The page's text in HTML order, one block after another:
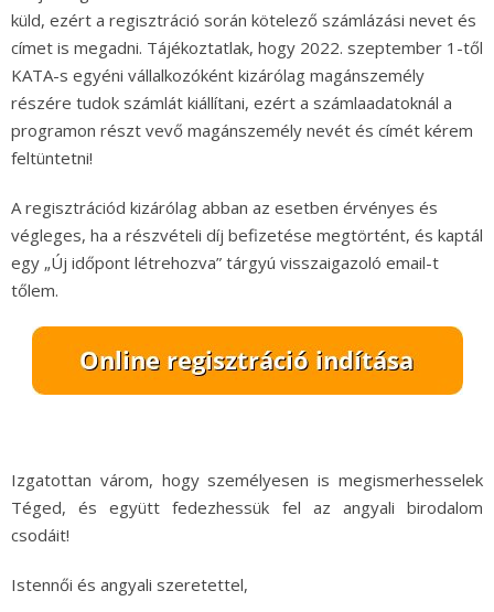
küld, ezért a regisztráció során kötelező számlázási nevet és
címet is megadni. Tájékoztatlak, hogy 2022. szeptember 1-től
KATA-s egyéni vállalkozóként kizárólag magánszemély
részére tudok számlát kiállítani, ezért a számlaadatoknál a
programon részt vevő magánszemély nevét és címét kérem
feltüntetni!
A regisztrációd kizárólag abban az esetben érvényes és
végleges, ha a részvételi díj befizetése megtörtént, és kaptál
egy „Új időpont létrehozva” tárgyú visszaigazoló email-t
tőlem.
Izgatottan várom, hogy személyesen is megismerhesselek
Téged, és együtt fedezhessük fel az angyali birodalom
csodáit!
Istennői és angyali szeretettel,